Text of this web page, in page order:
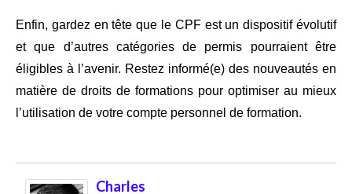
Enfin, gardez en tête que le CPF est un dispositif évolutif
et que d’autres catégories de permis pourraient être
éligibles à l’avenir. Restez informé(e) des nouveautés en
matière de droits de formations pour optimiser au mieux
l’utilisation de votre compte personnel de formation.
Charles